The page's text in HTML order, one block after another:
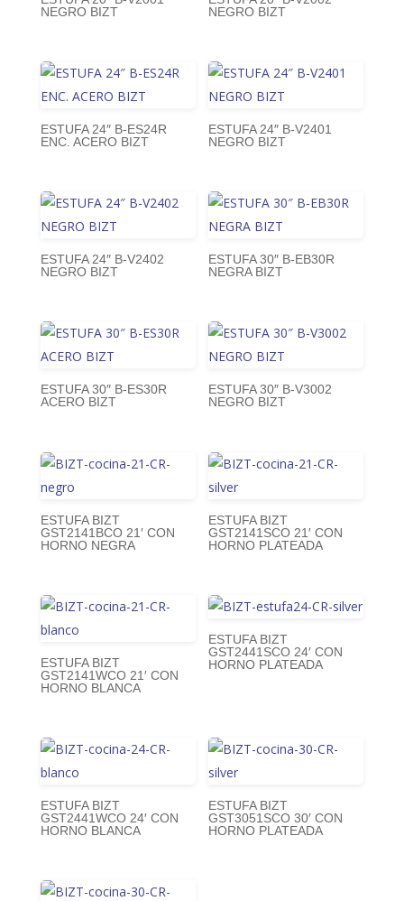
NEGRO BIZT
NEGRO BIZT
ESTUFA 24″ B-ES24R
ENC. ACERO BIZT
ESTUFA 24″ B-V2401
NEGRO BIZT
ESTUFA 24″ B-V2402
NEGRO BIZT
ESTUFA 30″ B-EB30R
NEGRA BIZT
ESTUFA 30″ B-ES30R
ACERO BIZT
ESTUFA 30″ B-V3002
NEGRO BIZT
ESTUFA BIZT
GST2141BCO 21′ CON
HORNO NEGRA
ESTUFA BIZT
GST2141SCO 21′ CON
HORNO PLATEADA
ESTUFA BIZT
GST2141WCO 21′ CON
HORNO BLANCA
ESTUFA BIZT
GST2441SCO 24′ CON
HORNO PLATEADA
ESTUFA BIZT
GST2441WCO 24′ CON
HORNO BLANCA
ESTUFA BIZT
GST3051SCO 30′ CON
HORNO PLATEADA